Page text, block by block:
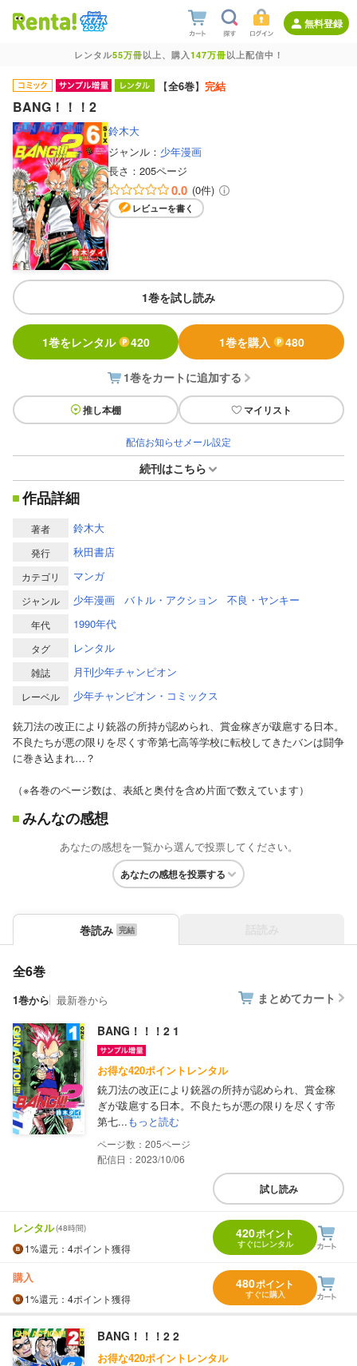
無料登録
レンタル55万冊以上、購入147万冊以上配信中！
【全6巻】 完結
BANG！！！2
鈴木大
ジャンル： 少年漫画
長さ： 205ページ
0.0 (0件)
レビューを書く
1巻を試し読み
1巻をレンタル 420 1巻を購入 480
1巻をカートに追加する
推し本棚 マイリスト
配信お知らせメール設定
続刊はこちら
作品詳細
著者 鈴木大
発行 秋田書店
カテゴリ マンガ
ジャンル 少年漫画 バトル・アクション 不良・ヤンキー
年代 1990年代
タグ レンタル
雑誌 月刊少年チャンピオン
レーベル
少年チャンピオン・コミックス
銃刀法の改正により銃器の所持が認められ、賞金稼ぎが跋扈する日本。
不良たちが悪の限りを尽くす帝第七高等学校に転校してきたバンは闘争
に巻き込まれ…？
（※各巻のページ数は、表紙と奥付を含め片面で数えています）
みんなの感想
あなたの感想を一覧から選んで投票してください。
あなたの感想を投票する
巻読み
全6巻
1巻から 最新巻から まとめてカート
BANG！！！2 1
お得な420ポイントレンタル
銃刀法の改正により銃器の所持が認められ、賞金稼
ぎが跋扈する日本。不良たちが悪の限りを尽くす帝
第七...もっと読む
205
配信日：2023/10/06
試し読み
レンタル(48時間)
1%還元 ：4ポイント獲得
420ポイント
すぐにレンタル
購入
1%還元 ：4ポイント獲得
480ポイント
すぐに購入
BANG！！！2 2
お得な420ポイントレンタル